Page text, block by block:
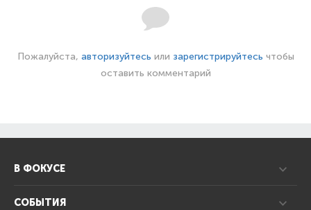
Пожалуйста, авторизуйтесь или зарегистрируйтесь чтобы
оставить комментарий
В ФОКУСЕ
СОБЫТИЯ